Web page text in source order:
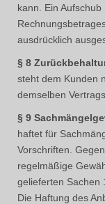
kann. Ein
ausdrücklich
§ 8
steht dem Kunden
demselben
§ 9
haftet für
Vorschriften.
regelmäßige
gelieferten Sachen
Die Haftung des